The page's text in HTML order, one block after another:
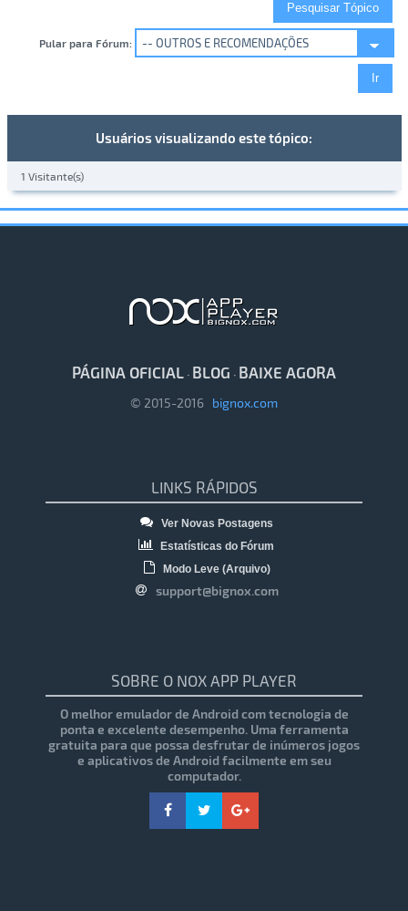
Pular para Fórum:
Usuários visualizando este tópico:
1 Visitante(s)
PÁGINA OFICIAL · BLOG · BAIXE AGORA
© 2015-2016 bignox.com
LINKS RÁPIDOS
Ver Novas Postagens
Estatísticas do Fórum
Modo Leve (Arquivo)
support@bignox.com
SOBRE O NOX APP PLAYER
O melhor emulador de Android com tecnologia de
ponta e excelente desempenho. Uma ferramenta
gratuita para que possa desfrutar de inúmeros jogos
e aplicativos de Android facilmente em seu
computador.